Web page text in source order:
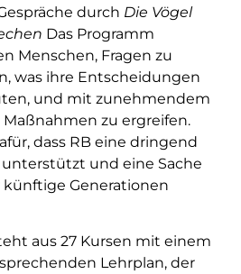
durch Die Vögel
Das Programm
Menschen, Fragen zu
was ihre Entscheidungen
und mit zunehmendem
zu ergreifen.
dass RB eine dringend
und eine Sache
Generationen
aus 27 Kursen mit einem
Lehrplan, der